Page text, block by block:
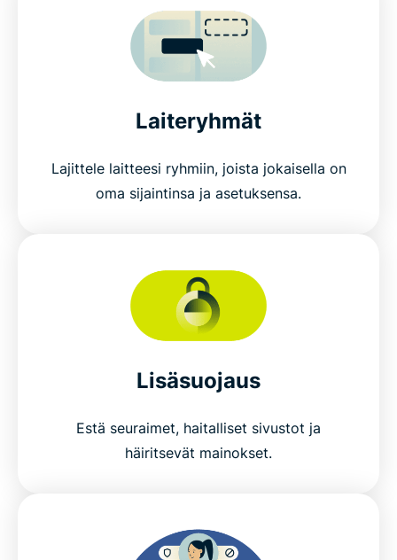
Laiteryhmät
Lajittele laitteesi ryhmiin, joista jokaisella on
oma sijaintinsa ja asetuksensa.
Lisäsuojaus
Estä seuraimet, haitalliset sivustot ja
häiritsevät mainokset.